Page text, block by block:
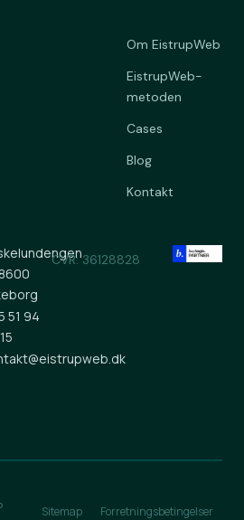
Om EistrupWeb
EistrupWeb-
metoden
Cases
Blog
Kontakt
51 94
CVR: 36128828
Sitemap Forretningsbetingelser